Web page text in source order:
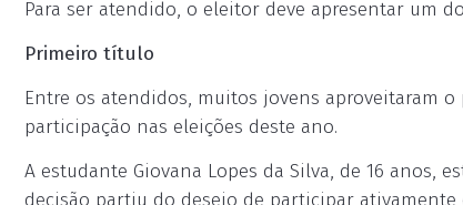
Para ser atendido, o eleitor deve apresentar um
Primeiro título
Entre os atendidos, muitos jovens aproveitaram
participação nas eleições deste ano.
A estudante Giovana Lopes da Silva, de 16 anos,
decisão partiu do desejo de participar